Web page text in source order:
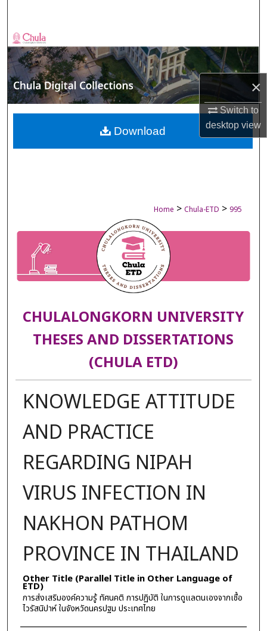
×
Switch to
desktopview
Browse Collections
My Account
About
Digital Commons Network™
Home > Chula-ETD > 995
CHULALONGKORN UNIVERSITY
THESES AND DISSERTATIONS
(CHULA ETD)
KNOWLEDGE ATTITUDE
AND PRACTICE
REGARDING NIPAH
VIRUS INFECTION IN
NAKHON PATHOM
PROVINCE IN THAILAND
Other Title (Parallel Title in Other Language of
ETD)
การส่งเสริมองค์ความรู้ ทัศนคติ การปฏิบัติ ในการดูแลตนเองจากเชื้อ
ไวรัสนิปาห์ ในจังหวัดนครปฐม ประเทศไทย​
Download